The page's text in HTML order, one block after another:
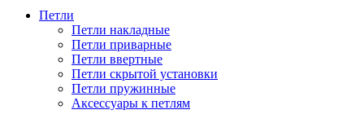
Петли
Петли накладные
Петли приварные
Петли ввертные
Петли скрытой установки
Петли пружинные
Аксессуары к петлям